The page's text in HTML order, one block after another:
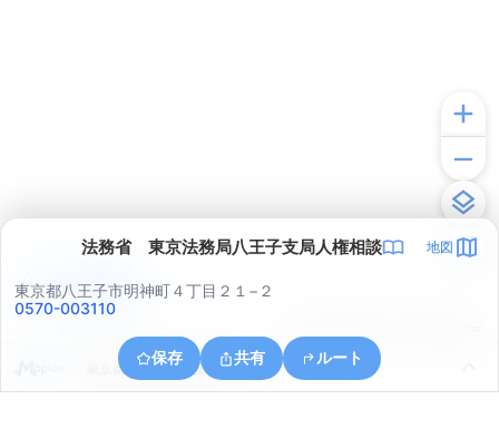
法務省 東京法務局八王子支局人権相談 地図
東京都八王子市明神町４丁目２１−２
0570-003110
保存 共有 ルート
東京都八王子市子安町２丁目６
アプリで見る